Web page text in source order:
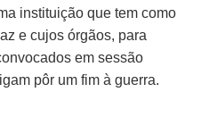
instituição que tem como
e cujos órgãos, para
em sessão
pôr um fim à guerra.